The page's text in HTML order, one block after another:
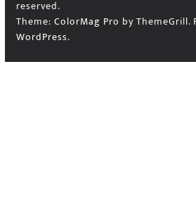
reserved.
Theme: ColorMag Pro by ThemeGrill.
WordPress.